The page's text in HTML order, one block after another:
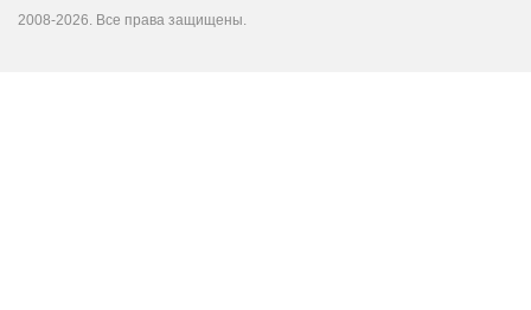
2008-2026. Все права защищены.